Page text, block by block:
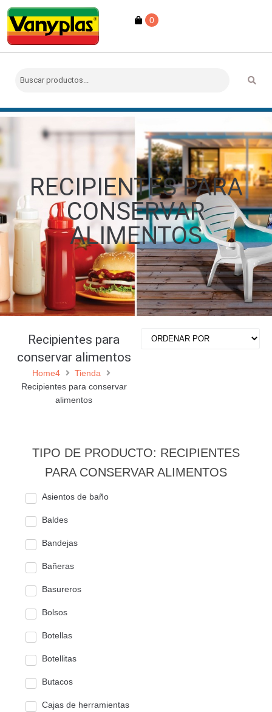
0
RECIPIENTES PARA
CONSERVAR
ALIMENTOS
Recipientes para
conservar alimentos
Home4
Tienda
Recipientes para conservar
alimentos
TIPO DE PRODUCTO: RECIPIENTES
PARA CONSERVAR ALIMENTOS
Asientos de baño
Baldes
Bandejas
Bañeras
Basureros
Bolsos
Botellas
Botellitas
Butacos
Cajas de herramientas